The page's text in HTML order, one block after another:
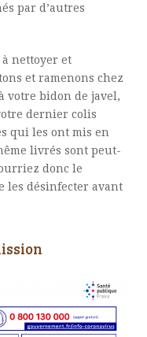
par d’autres
nettoyer et
et ramenons chez
votre bidon de javel,
dernier colis
qui les ont mis en
livrés sont peut-
donc le
les désinfecter avant